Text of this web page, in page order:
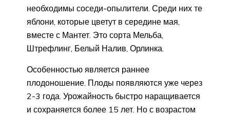
необходимы соседи-опылители. Среди них те
яблони, которые цветут в середине мая,
вместе с Мантет. Это сорта Мельба,
Штрефлинг, Белый Налив, Орлинка.
Особенностью является раннее
плодоношение. Плоды появляются уже через
2-3 года. Урожайность быстро наращивается
и сохраняется более 15 лет. Но с возрастом